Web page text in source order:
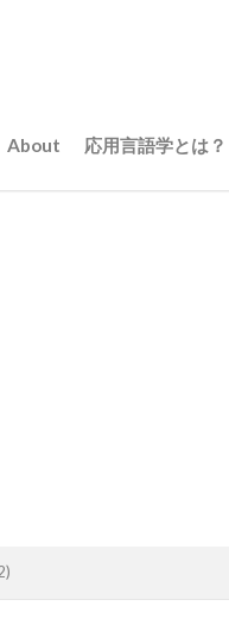
About 応用言語学とは？